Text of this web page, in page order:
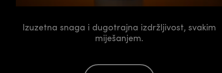
Izuzetna snaga i dugotrajna izdržljivost, svakim
miješanjem.